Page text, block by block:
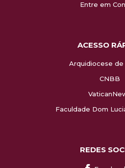
Entre em
ACESSO
Arquidiocese de
CNBB
Faculdade Dom
REDES